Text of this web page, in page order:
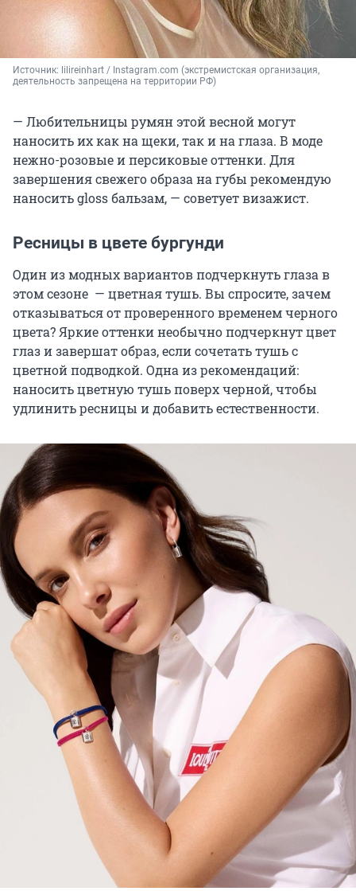
Источник: lilireinhart / Instagram.com (экстремистская организация,
деятельность запрещена на территории РФ)
— Любительницы румян этой весной могут
наносить их как на щеки, так и на глаза. В моде
нежно-розовые и персиковые оттенки. Для
завершения свежего образа на губы рекомендую
наносить gloss бальзам, — советует визажист.
Ресницы в цвете бургунди
Один из модных вариантов подчеркнуть глаза в
этом сезоне — цветная тушь. Вы спросите, зачем
отказываться от проверенного временем черного
цвета? Яркие оттенки необычно подчеркнут цвет
глаз и завершат образ, если сочетать тушь с
цветной подводкой. Одна из рекомендаций:
наносить цветную тушь поверх черной, чтобы
удлинить ресницы и добавить естественности.